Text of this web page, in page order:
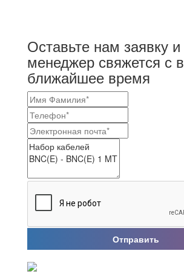
Оставьте нам заявку
менеджер свяжется с
ближайшее время
Отправить